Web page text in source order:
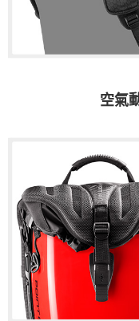
空氣